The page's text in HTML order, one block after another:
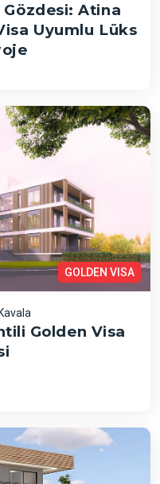
Atina
Uyumlu Lüks
GOLDEN VISA
Golden Visa